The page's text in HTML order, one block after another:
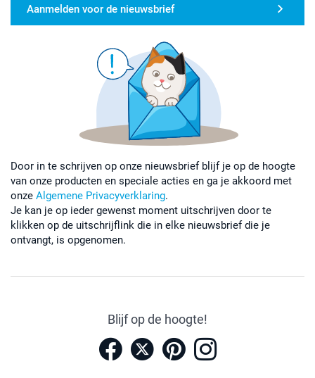
Aanmelden voor de nieuwsbrief
Door in te schrijven op onze nieuwsbrief blijf je op de hoogte
van onze producten en speciale acties en ga je akkoord met
onze Algemene Privacyverklaring.
Je kan je op ieder gewenst moment uitschrijven door te
klikken op de uitschrijflink die in elke nieuwsbrief die je
ontvangt, is opgenomen.
Blijf op de hoogte!